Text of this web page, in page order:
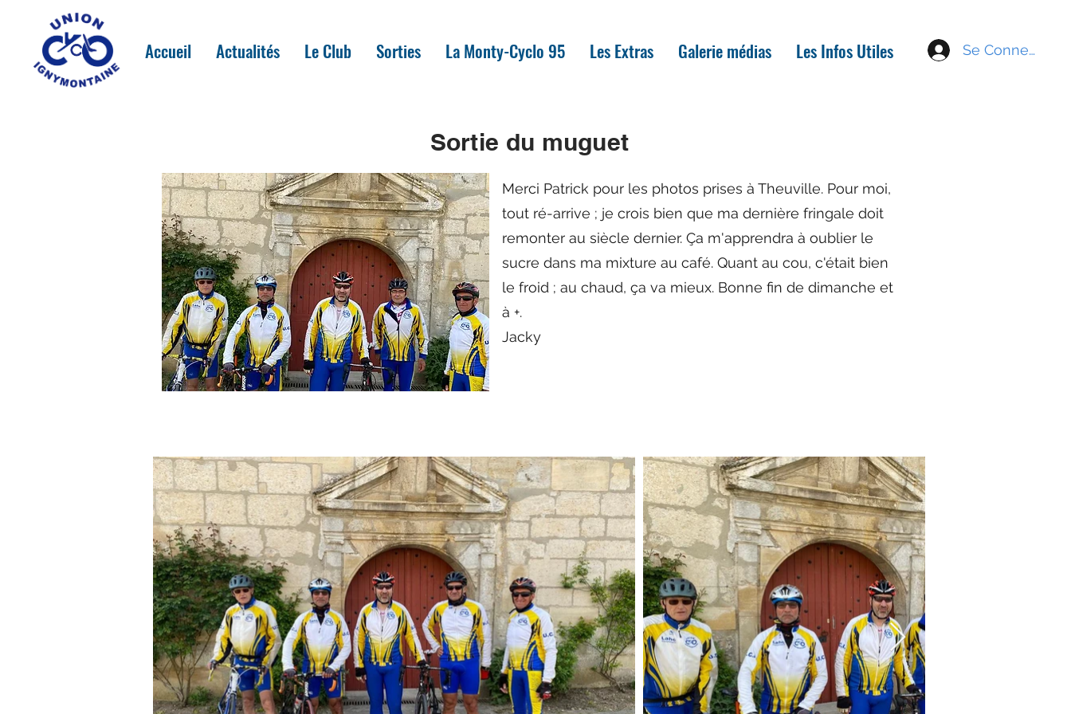
Accueil Actualités Le Club Sorties La Monty-Cyclo 95 Les Extras Galerie médias Les Infos Utiles Se Connecter
Sortie du muguet
Merci Patrick pour les photos prises à Theuville. Pour moi,
tout ré-arrive ; je crois bien que ma dernière fringale doit
remonter au siècle dernier. Ça m'apprendra à oublier le
sucre dans ma mixture au café. Quant au cou, c'était bien
le froid ; au chaud, ça va mieux. Bonne fin de dimanche et
à +.
Jacky